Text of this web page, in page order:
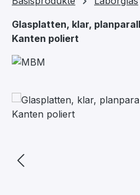
Glasplatten, klar,
Kanten poliert
Bildergalerie überspringen